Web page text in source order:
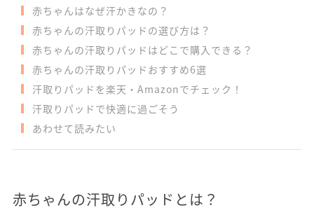
赤ちゃんはなぜ汗かきなの？
赤ちゃんの汗取りパッドの選び方は？
赤ちゃんの汗取りパッドはどこで購入できる？
赤ちゃんの汗取りパッドおすすめ6選
汗取りパッドを楽天・Amazonでチェック！
汗取りパッドで快適に過ごそう
あわせて読みたい
赤ちゃんの汗取りパッドとは？